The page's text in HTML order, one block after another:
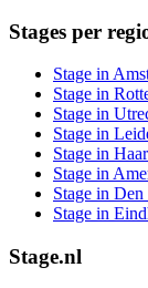
Stages per
Stage in
Stage in
Stage in
Stage in
Stage in
Stage in
Stage in Den
Stage in
Stage.nl